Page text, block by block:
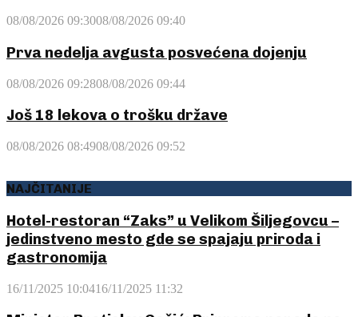
08/08/2026 09:3008/08/2026 09:40
Prva nedelja avgusta posvećena dojenju
08/08/2026 09:2808/08/2026 09:44
Još 18 lekova o trošku države
08/08/2026 08:4908/08/2026 09:52
NAJČITANIJE
Hotel-restoran “Zaks” u Velikom Šiljegovcu –
jedinstveno mesto gde se spajaju priroda i
gastronomija
16/11/2025 10:0416/11/2025 11:32